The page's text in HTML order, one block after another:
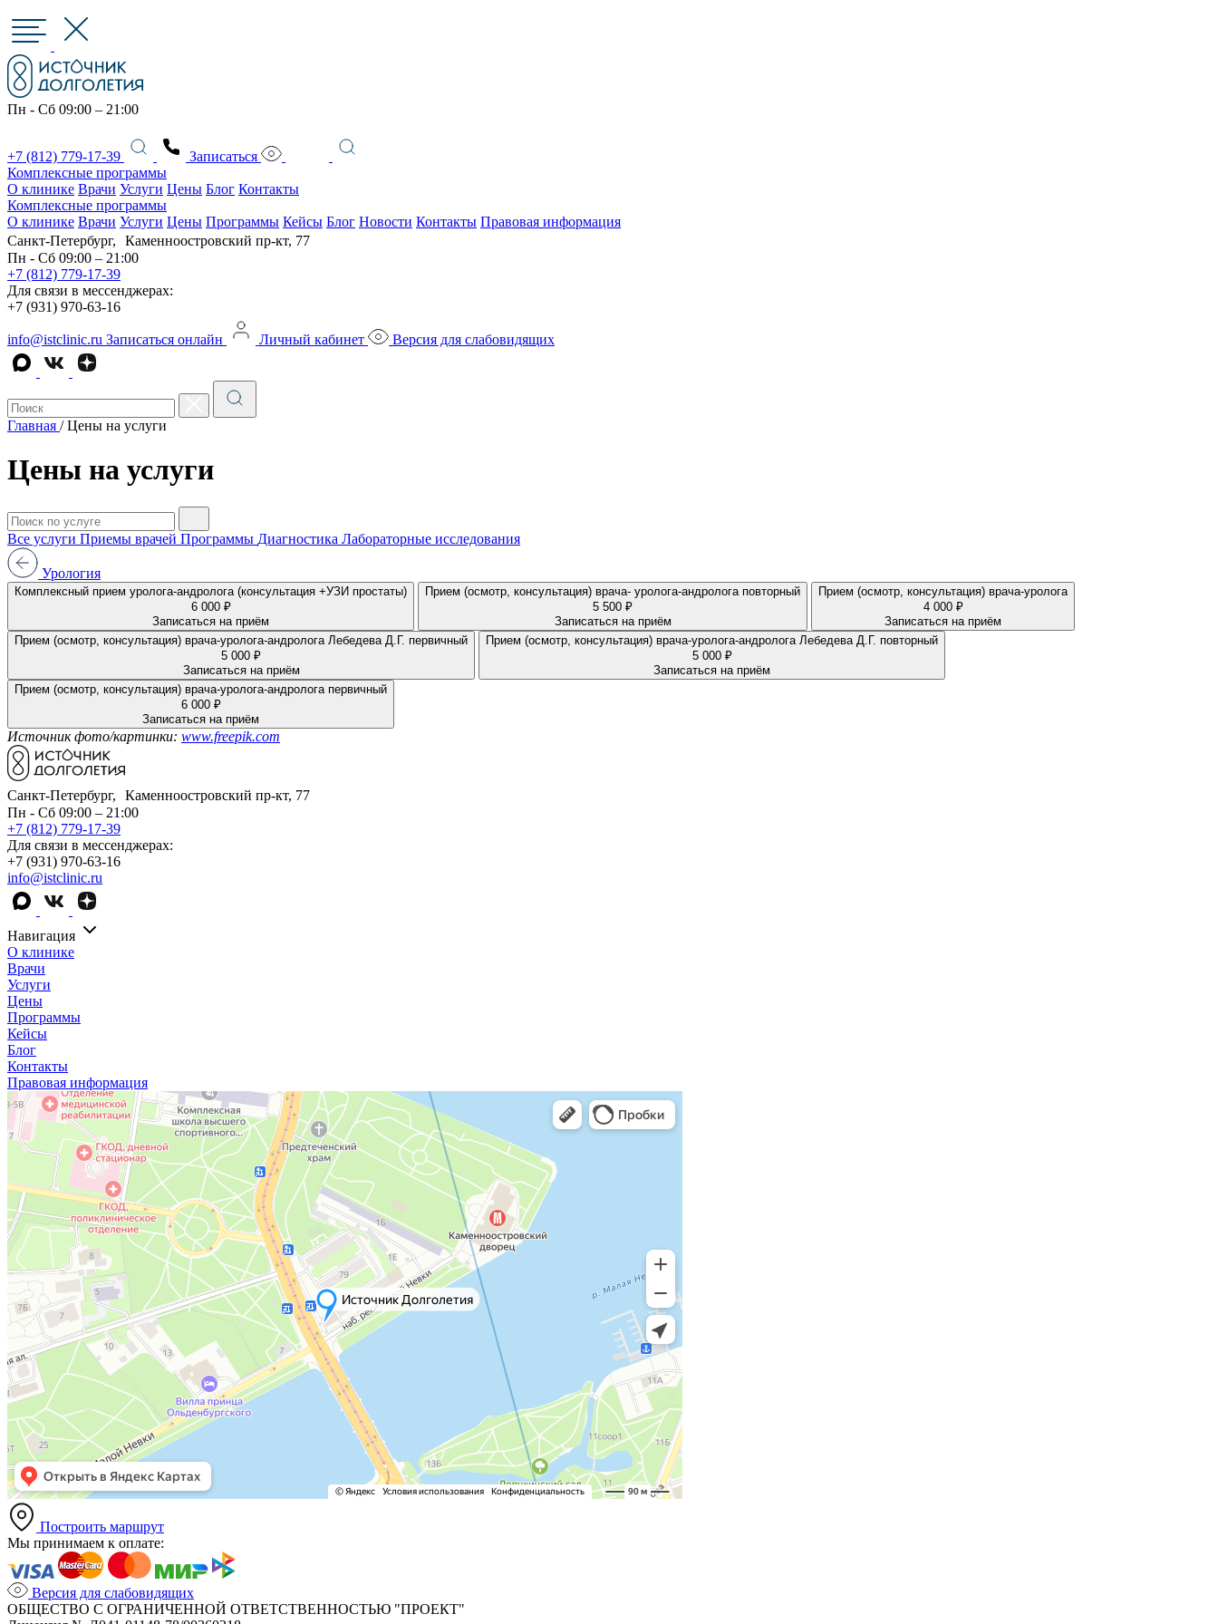
Пн - Сб 09:00 – 21:00
+7 (812) 779-17-39
Записаться
Комплексные программы
О клинике Врачи Услуги Цены Блог Контакты
Комплексные программы
О клинике Врачи Услуги Цены Программы Кейсы Блог Новости Контакты Правовая информация
Санкт-Петербург, Каменноостровский пр-кт, 77
Пн - Сб 09:00 – 21:00
+7 (812) 779-17-39
Для связи в мессенджерах:
+7 (931) 970-63-16
info@istclinic.ru Записаться онлайн Личный кабинет Версия для слабовидящих
Главная / Цены на услуги
Цены на услуги
Все услуги Приемы врачей Программы Диагностика Лабораторные исследования
Урология
Комплексный прием уролога-андролога (консультация +УЗИ простаты)
6 000 ₽
Записаться на приём
Прием (осмотр, консультация) врача- уролога-андролога повторный
5 500 ₽
Записаться на приём
Прием (осмотр, консультация) врача-уролога
4 000 ₽
Записаться на приём
Прием (осмотр, консультация) врача-уролога-андролога Лебедева Д.Г. первичный
5 000 ₽
Записаться на приём
Прием (осмотр, консультация) врача-уролога-андролога Лебедева Д.Г. повторный
5 000 ₽
Записаться на приём
Прием (осмотр, консультация) врача-уролога-андролога первичный
6 000 ₽
Записаться на приём
Источник фото/картинки: www.freepik.com
Санкт-Петербург, Каменноостровский пр-кт, 77
Пн - Сб 09:00 – 21:00
+7 (812) 779-17-39
Для связи в мессенджерах:
+7 (931) 970-63-16
info@istclinic.ru
Навигация
О клинике
Врачи
Услуги
Цены
Программы
Кейсы
Блог
Контакты
Правовая информация
Построить маршрут
Мы принимаем к оплате:
Версия для слабовидящих
ОБЩЕСТВО С ОГРАНИЧЕННОЙ ОТВЕТСТВЕННОСТЬЮ "ПРОЕКТ"